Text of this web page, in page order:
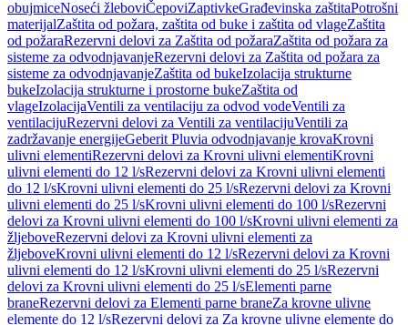
obujmiceNoseći žleboviČepoviZaptivkeGrađevinska zaštitaPotrošni
materijalZaštita od požara, zaštita od buke i zaštita od vlageZaštita
od požaraRezervni delovi za Zaštita od požaraZaštita od požara za
sisteme za odvodnjavanjeRezervni delovi za Zaštita od požara za
sisteme za odvodnjavanjeZaštita od bukeIzolacija strukturne
bukeIzolacija strukturne i prostorne bukeZaštita od
vlageIzolacijaVentili za ventilaciju za odvod vodeVentili za
ventilacijuRezervni delovi za Ventili za ventilacijuVentili za
zadržavanje energijeGeberit Pluvia odvodnjavanje krovaKrovni
ulivni elementiRezervni delovi za Krovni ulivni elementiKrovni
ulivni elementi do 12 l/sRezervni delovi za Krovni ulivni elementi
do 12 l/sKrovni ulivni elementi do 25 l/sRezervni delovi za Krovni
ulivni elementi do 25 l/sKrovni ulivni elementi do 100 l/sRezervni
delovi za Krovni ulivni elementi do 100 l/sKrovni ulivni elementi za
žljeboveRezervni delovi za Krovni ulivni elementi za
žljeboveKrovni ulivni elementi do 12 l/sRezervni delovi za Krovni
ulivni elementi do 12 l/sKrovni ulivni elementi do 25 l/sRezervni
delovi za Krovni ulivni elementi do 25 l/sElementi parne
braneRezervni delovi za Elementi parne braneZa krovne ulivne
elemente do 12 l/sRezervni delovi za Za krovne ulivne elemente do